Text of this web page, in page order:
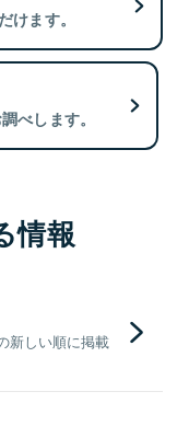
けます。
べします。
情報
新しい順に掲載